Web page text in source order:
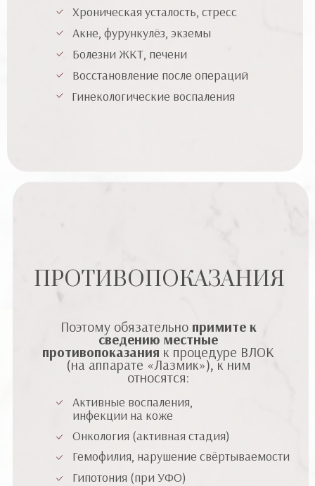
ПРОТИВОПОКАЗАНИЯ
Поэтому обязательно примите к
сведению местные
противопоказания к процедуре ВЛОК
(на аппарате «Лазмик»), к ним
относятся:
Акне, фурункулёз, экземы
Хроническая усталость, стресс
Восстановление после операций
Болезни ЖКТ, печени
Гинекологические воспаления
Активные воспаления,
инфекции на коже
Гемофилия, нарушение свёртываемости
Онкология (активная стадия)
Гипотония (при УФО)